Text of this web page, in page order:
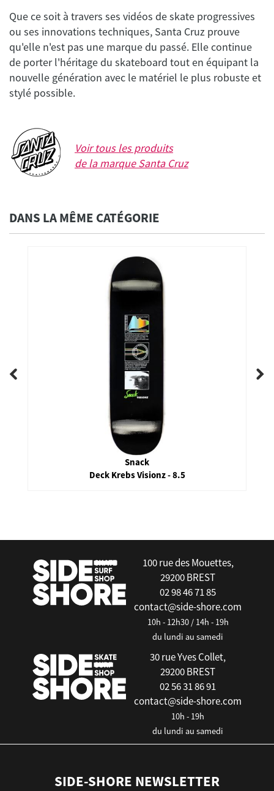
Que ce soit à travers ses vidéos de skate progressives
ou ses innovations techniques, Santa Cruz prouve
qu'elle n'est pas une marque du passé. Elle continue
de porter l'héritage du skateboard tout en équipant la
nouvelle génération avec le matériel le plus robuste et
stylé possible.
Voir tous les produits
de la marqueSanta Cruz
DANS LA MÊME CATÉGORIE
Snack
Deck Krebs Visionz - 8.5
100 rue des Mouettes,
29200 BREST
02 98 46 71 85
contact@side-shore.com
10h - 12h30 / 14h - 19h
du lundi au samedi
30 rue Yves Collet,
29200 BREST
02 56 31 86 91
contact@side-shore.com
10h - 19h
du lundi au samedi
SIDE-SHORE NEWSLETTER